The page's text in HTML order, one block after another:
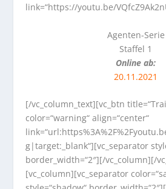
link=“https://youtu.be/
Agenten-Serie
Staffel 1
Online ab:
20.11.2021
[/vc_column_text][vc_btn
color=“warning“ align=“center“
g|target:_blank“][vc_separator
border_width=“2″][/vc_column][/
[vc_column][vc_separator